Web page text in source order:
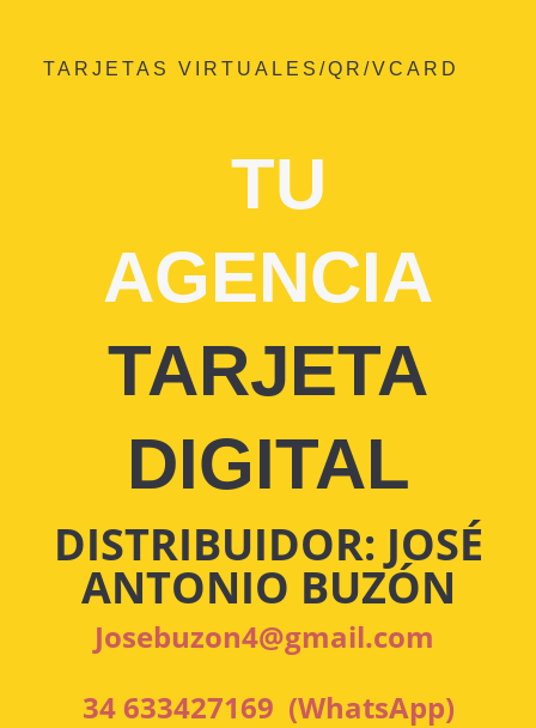
TARJETAS VIRTUALES/QR/VCARD
TU
AGENCIA
TARJETA
DIGITAL
DISTRIBUIDOR: JOSÉ
ANTONIO BUZÓN
Josebuzon4@gmail.com
34 633427169 (WhatsApp)